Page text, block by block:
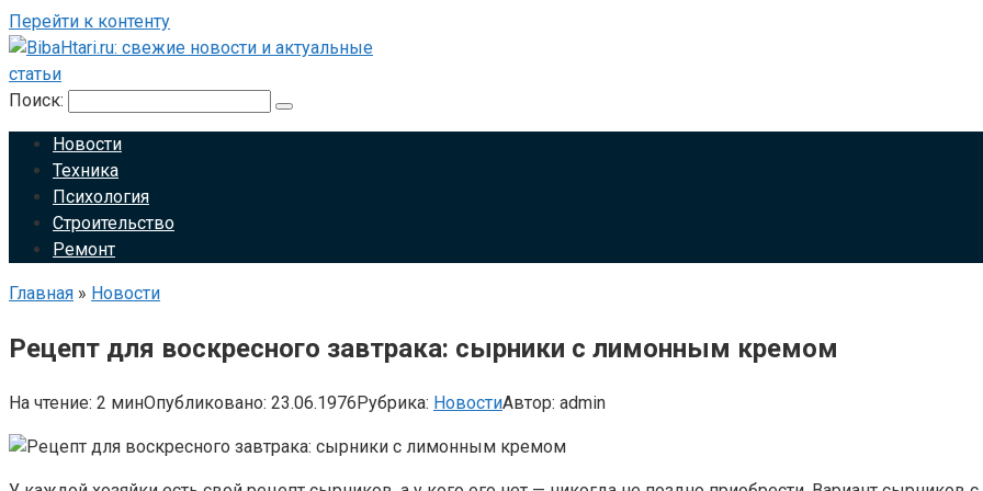
Перейти к контенту
Поиск:
Новости
Техника
Психология
Строительство
Ремонт
Главная » Новости
Рецепт для воскресного завтрака: сырники с лимонным кремом
На чтение: 2 минОпубликовано: 23.06.1976Рубрика: НовостиАвтор: admin